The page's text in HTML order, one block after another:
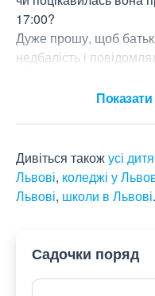
17:00?
Дуже прошу, щоб
недбалість і
Показати
Дивіться такожусі
Львові, коледжі у
Львові, школи в Львові.
Садочки поряд